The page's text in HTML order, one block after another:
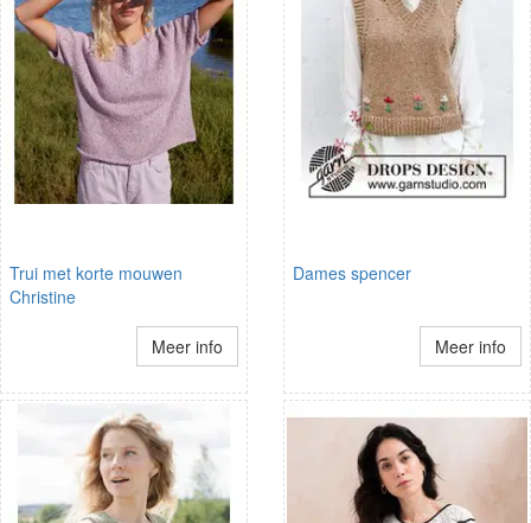
Trui met korte mouwen
Christine
Meer info
Dames spencer
Meer info